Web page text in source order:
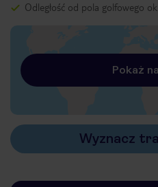
Odległość od pola golfowego
Pokaż
Wyznacz